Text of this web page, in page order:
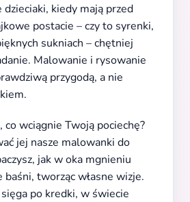
dzieciaki, kiedy mają przed
postacie – czy to syrenki,
sukniach – chętniej
Malowanie i rysowanie
przygodą, a nie
co wciągnie Twoją pociechę?
jej nasze malowanki do
jak w oka mgnieniu
tworząc własne wizje.
po kredki, w świecie